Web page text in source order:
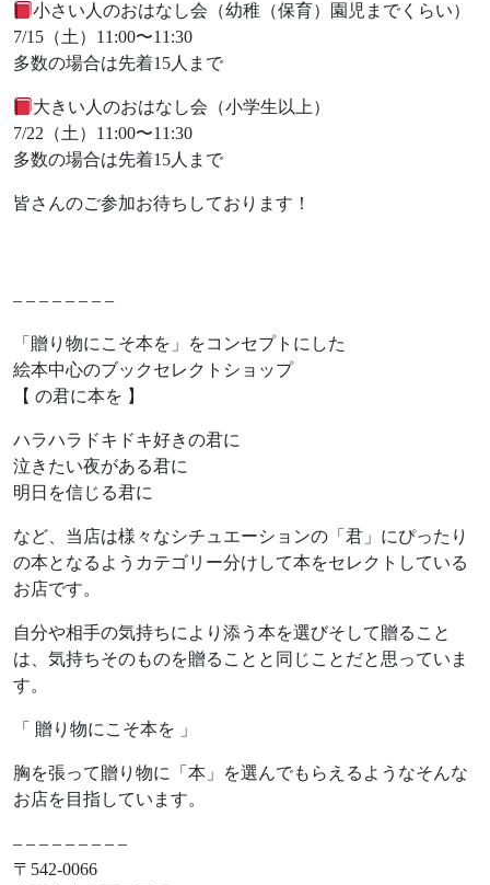
小さい人のおはなし会（幼稚（保育）園児までくらい）
7/15（土）11:00〜11:30
多数の場合は先着15人まで
大きい人のおはなし会（小学生以上）
7/22（土）11:00〜11:30
多数の場合は先着15人まで
皆さんのご参加お待ちしております！
– – – – – – – –
「贈り物にこそ本を」をコンセプトにした
絵本中心のブックセレクトショップ
【 の君に本を 】
ハラハラドキドキ好きの君に
泣きたい夜がある君に
明日を信じる君に
など、当店は様々なシチュエーションの「君」にぴったり
の本となるようカテゴリー分けして本をセレクトしている
お店です。
自分や相手の気持ちにより添う本を選びそして贈ること
は、気持ちそのものを贈ることと同じことだと思っていま
す。
「 贈り物にこそ本を 」
胸を張って贈り物に「本」を選んでもらえるようなそんな
お店を目指しています。
– – – – – – – – –
〒542-0066